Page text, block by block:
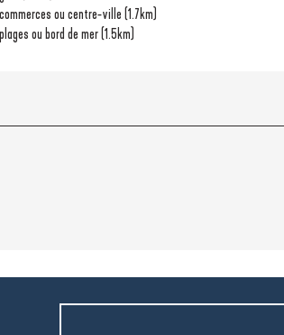
ou centre-ville (1.7km)
ou bord de mer(1.5km)